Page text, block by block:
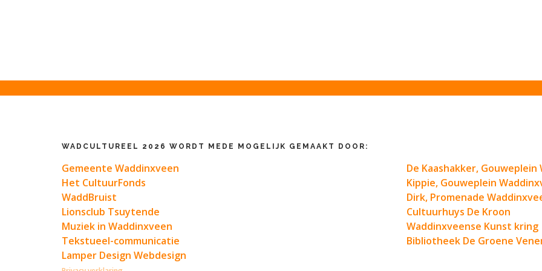
WADCULTUREEL 2026 WORDT MEDE MOGELIJK GEMAAKT DOOR:
Gemeente Waddinxveen
Het CultuurFonds
WaddBruist
Lionsclub Tsuytende
Muziek in Waddinxveen
Tekstueel-communicatie
Lamper Design Webdesign
De Kaashakker, Gouweplein
Kippie, Gouweplein
Dirk, Promenade
Cultuurhuys De Kroon
Waddinxveense Kunst kring
Bibliotheek De Groene